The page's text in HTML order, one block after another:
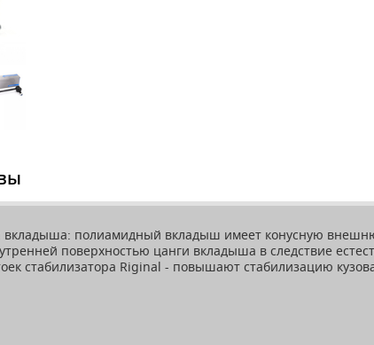
вкладыша: полиамидный вкладыш имеет конусную
поверхностью цанги вкладыша в следствие
стабилизатора Riginal - повышают стабилизацию